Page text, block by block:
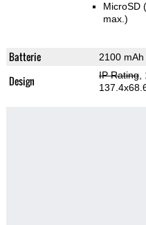
MicroSD
max.)
Batterie 2100 mAh
Design IP Rating,